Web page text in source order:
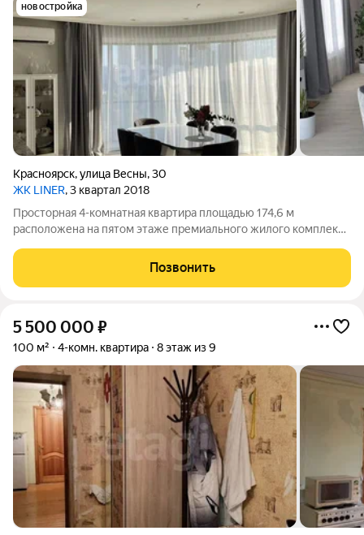
новостройка
Красноярск,улица Весны,30
ЖК LINER, 3 квартал 2018
Просторная 4-комнатная квартира площадью 174,6 м
расположена на пятом этаже премиального жилого комплекса
выполненным по индивидуальному дизайн-проекту ремонтом
и полной комплектацией современной
Позвонить
5 500 000 ₽
100 м² 4-комн. квартира 8 этаж из 9